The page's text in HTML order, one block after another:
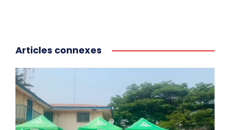
Articles connexes